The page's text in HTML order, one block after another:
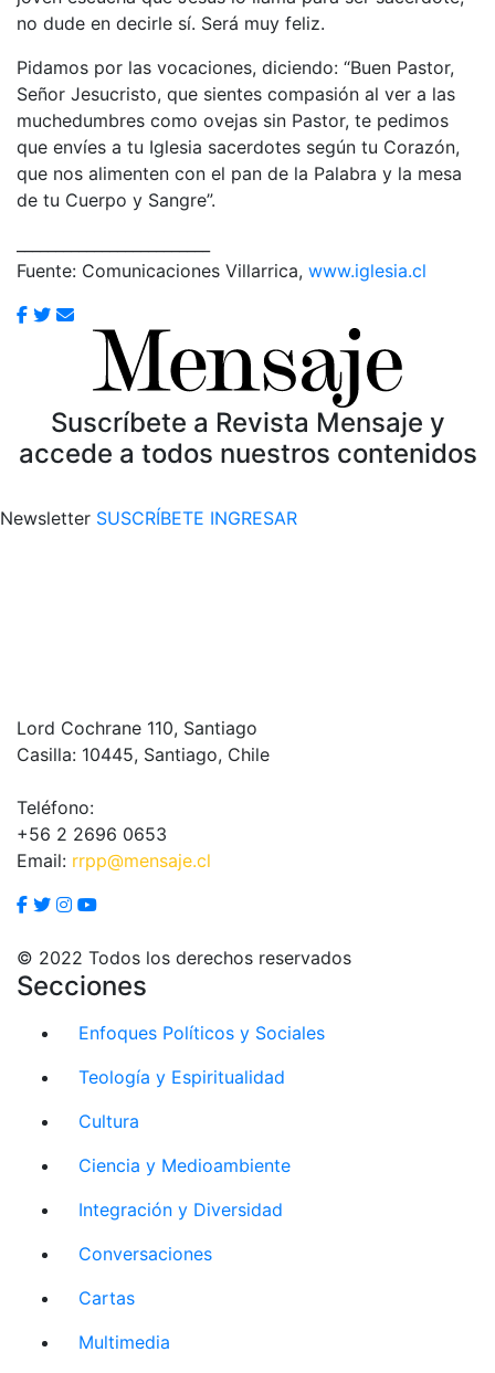
no dude en decirle sí. Será muy feliz.
Pidamos por las vocaciones, diciendo: “Buen Pastor,
Señor Jesucristo, que sientes compasión al ver a las
muchedumbres como ovejas sin Pastor, te pedimos
que envíes a tu Iglesia sacerdotes según tu Corazón,
que nos alimenten con el pan de la Palabra y la mesa
de tu Cuerpo y Sangre”.
Fuente: Comunicaciones Villarrica, www.iglesia.cl
Suscríbete a Revista Mensaje y
accede a todos nuestros contenidos
Newsletter SUSCRÍBETE INGRESAR
Lord Cochrane 110, Santiago
Casilla: 10445, Santiago, Chile
Teléfono:
+56 2 2696 0653
Email: rrpp@mensaje.cl
© 2022 Todos los derechos reservados
Secciones
Enfoques Políticos y Sociales
Teología y Espiritualidad
Cultura
Ciencia y Medioambiente
Integración y Diversidad
Conversaciones
Cartas
Multimedia